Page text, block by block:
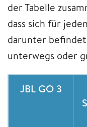
der Tabelle
dass sich für
darunter
unterwegs oder
JBL GO 3